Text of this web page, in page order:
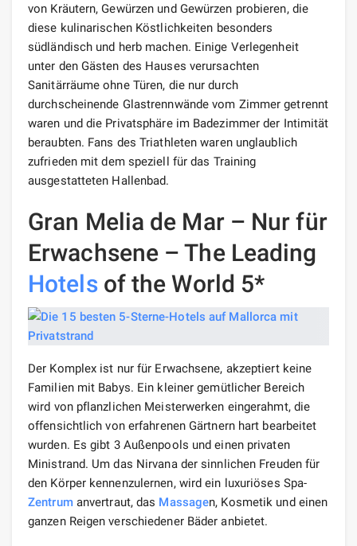
von Kräutern, Gewürzen und Gewürzen probieren, die
diese kulinarischen Köstlichkeiten besonders
südländisch und herb machen. Einige Verlegenheit
unter den Gästen des Hauses verursachten
Sanitärräume ohne Türen, die nur durch
durchscheinende Glastrennwände vom Zimmer getrennt
waren und die Privatsphäre im Badezimmer der Intimität
beraubten. Fans des Triathleten waren unglaublich
zufrieden mit dem speziell für das Training
ausgestatteten Hallenbad.
Gran Melia de Mar – Nur für
Erwachsene – The Leading
Hotelsof the World 5*
Der Komplex ist nur für Erwachsene, akzeptiert keine
Familien mit Babys. Ein kleiner gemütlicher Bereich
wird von pflanzlichen Meisterwerken eingerahmt, die
offensichtlich von erfahrenen Gärtnern hart bearbeitet
wurden. Es gibt 3 Außenpools und einen privaten
Ministrand. Um das Nirvana der sinnlichen Freuden für
den Körper kennenzulernen, wird ein luxuriöses Spa-
Zentrumanvertraut, das Massagen, Kosmetik und einen
ganzen Reigen verschiedener Bäder anbietet.